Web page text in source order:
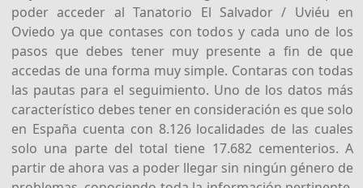
poder acceder al Tanatorio El Salvador / Uviéu en
Oviedo ya que contases con todos y cada uno de los
pasos que debes tener muy presente a fin de que
accedas de una forma muy simple. Contaras con todas
las pautas para el seguimiento. Uno de los datos más
característico debes tener en consideración es que solo
en España cuenta con 8.126 localidades de las cuales
solo una parte del total tiene 17.682 cementerios. A
partir de ahora vas a poder llegar sin ningún género de